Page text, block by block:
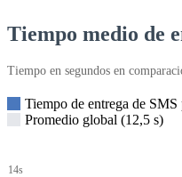
Tiempo medio de
Tiempo en segundos en
Tiempo de entrega de
Promedio global (12,5 s)
14s